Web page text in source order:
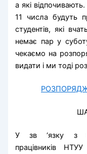
а які
11 числа будуть
студентів, які
немає пар у
чекаємо на
видати і ми тоді
У зв ‘язку з
працівників